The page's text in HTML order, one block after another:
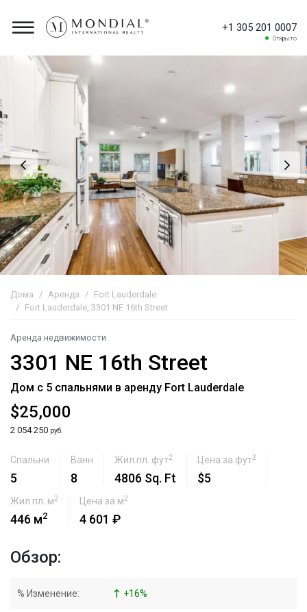
+1 305 201 0007
Открыто
Дома Аренда
Fort Lauderdale
Fort Lauderdale, 3301 NE 16th Street
Аренда недвижимости
3301 NE 16th Street
Дом с 5 спальнями в аренду Fort Lauderdale
$25,000
2 054 250 руб.
Спальни
5
Ванн
8
Жил.пл. фут2
4806 Sq. Ft
Цена за фут2
$5
Жил.пл. м2
446 м2
Цена за м2
4 601 ₽
Обзор:
% Изменение: +16%